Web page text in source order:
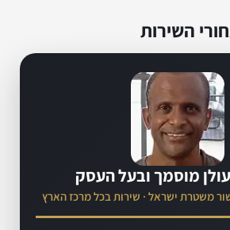
השירות
מוסמך ובעל העסק
משטרת ישראל · שירות בכל מרכז הארץ